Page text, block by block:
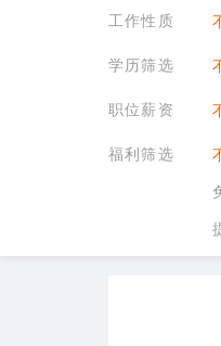
工作性质
学历筛选
职位薪资
福利筛选